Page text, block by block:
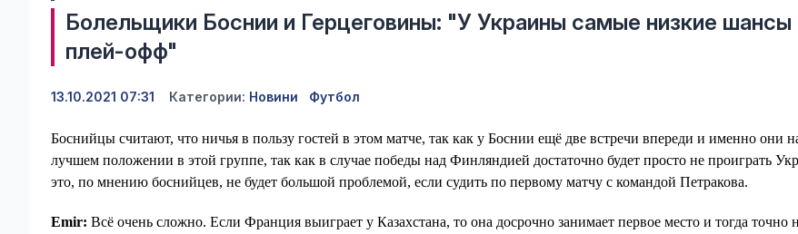
Болельщики Боснии и Герцеговины: "У Украины самые низкие шансы
плей-офф"
13.10.2021 07:31 Категории: Новини Футбол
Боснийцы считают, что ничья в пользу гостей в этом матче, так как у Боснии ещё две встречи впереди и именно они
лучшем положении в этой группе, так как в случае победы над Финляндией достаточно будет просто не проиграть
это, по мнению боснийцев, не будет большой проблемой, если судить по первому матчу с командой Петракова.
Emir: Всё очень сложно. Если Франция выиграет у Казахстана, то она досрочно занимает первое место и тогда точно